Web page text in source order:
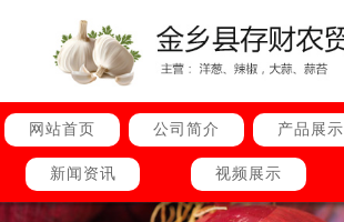
网站首页 公司简介 产品展示
新闻资讯 视频展示